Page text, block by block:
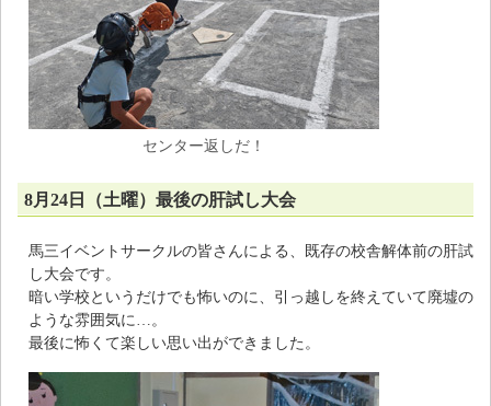
センター返しだ！
8月24日（土曜）最後の肝試し大会
馬三イベントサークルの皆さんによる、既存の校舎解体前の肝試
し大会です。
暗い学校というだけでも怖いのに、引っ越しを終えていて廃墟の
ような雰囲気に…。
最後に怖くて楽しい思い出ができました。